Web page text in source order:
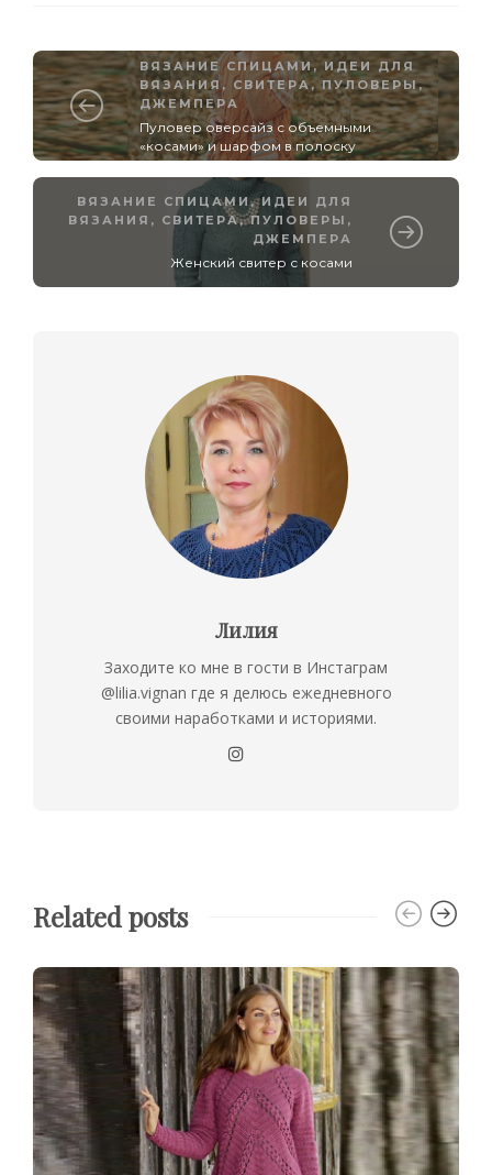
ВЯЗАНИЕ СПИЦАМИ,ИДЕИ ДЛЯ
ВЯЗАНИЯ, СВИТЕРА, ПУЛОВЕРЫ,
ДЖЕМПЕРА
Пуловер оверсайз с объемными
«косами» и шарфом в полоску
ВЯЗАНИЕ СПИЦАМИ,ИДЕИ ДЛЯ
ВЯЗАНИЯ , СВИТЕРА, ПУЛОВЕРЫ,
ДЖЕМПЕРА
Женский свитер с косами
Лилия
Заходите ко мне в гости в Инстаграм
@lilia.vignan где я делюсь ежедневного
своими наработками и историями.
Related posts